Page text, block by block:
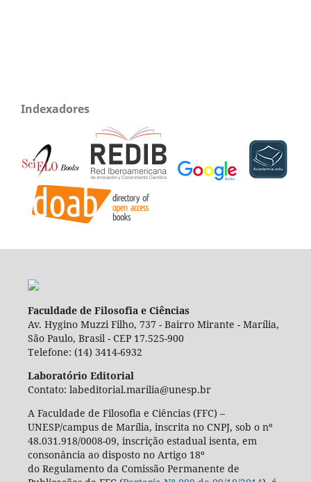
Indexadores
Faculdade de Filosofia e Ciências
Av. Hygino Muzzi Filho, 737 - Bairro Mirante - Marília,
São Paulo, Brasil - CEP 17.525-900
Telefone: (14) 3414-6932
Laboratório Editorial
Contato: labeditorial.marilia@unesp.br
A Faculdade de Filosofia e Ciências (FFC) –
UNESP/campus de Marília, inscrita no CNPJ, sob o nº
48.031.918/0008-09, inscrição estadual isenta, em
consonância ao disposto no Artigo 18º
do Regulamento da Comissão Permanente de